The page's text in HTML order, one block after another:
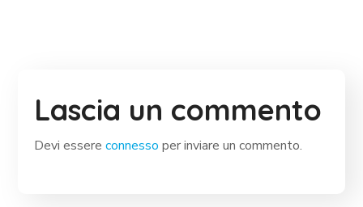
Lascia un commento
Devi essereconnesso per inviare un commento.